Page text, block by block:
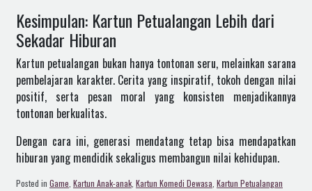
Kesimpulan: Kartun Petualangan Lebih dari
Sekadar Hiburan
Kartun petualangan bukan hanya tontonan seru, melainkan sarana
pembelajaran karakter. Cerita yang inspiratif, tokoh dengan nilai
positif, serta pesan moral yang konsisten menjadikannya
tontonan berkualitas.
Dengan cara ini, generasi mendatang tetap bisa mendapatkan
hiburan yang mendidik sekaligus membangun nilai kehidupan.
Posted in Game Kartun Anak-anak Kartun Komedi Dewasa Kartun Petualangan